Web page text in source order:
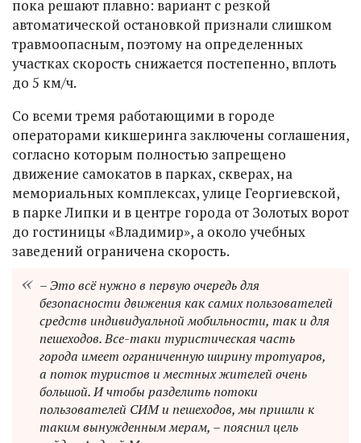
пока решают плавно: вариант с резкой
автоматической остановкой признали слишком
травмоопасным, поэтому на определенных
участках скорость снижается постепенно, вплоть
до 5 км/ч.
Со всеми тремя работающими в городе
операторами кикшеринга заключены соглашения,
согласно которым полностью запрещено
движение самокатов в парках, скверах, на
мемориальных комплексах, улице Георгиевской,
в парке Липки и в центре города от Золотых ворот
до гостиницы «Владимир», а около учебных
заведений ограничена скорость.
– Это всё нужно в первую очередь для
безопасности движения как самих пользователей
средств индивидуальной мобильности, так и для
пешеходов. Все-таки туристическая часть
города имеет ограниченную ширину тротуаров,
а поток туристов и местных жителей очень
большой. И чтобы разделить потоки
пользователей СИМ и пешеходов, мы пришли к
таким вынужденным мерам, – пояснил цель